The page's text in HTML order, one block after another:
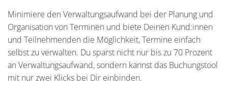
Minimiere den Verwaltungsaufwand bei der Planung und
Organisation von Terminen und biete Deinen Kund:innen
und Teilnehmenden die Möglichkeit, Termine einfach
selbst zu verwalten. Du sparst nicht nur bis zu 70 Prozent
an Verwaltungsaufwand, sondern kannst das Buchungstool
mit nur zwei Klicks bei Dir einbinden.